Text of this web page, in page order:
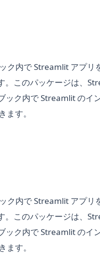
ク内で Streamlit アプリ
このパッケージは、
ック内で Streamlit のイ
す。
ク内で Streamlit アプリ
このパッケージは、
ック内で Streamlit のイ
す。